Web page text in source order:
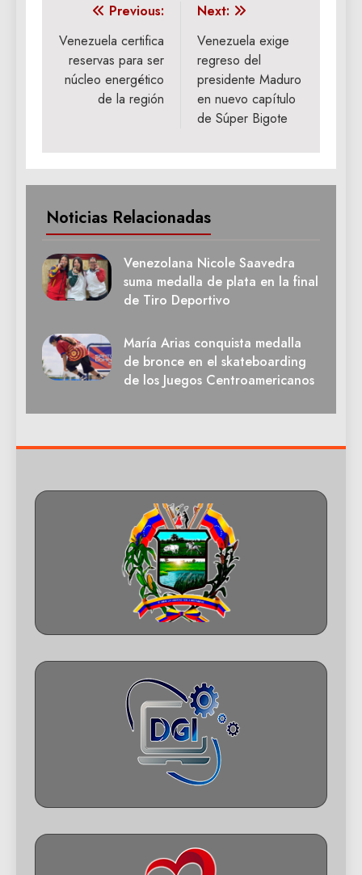
Navegación
de
entradas
Previous:
Venezuela certifica
reservas para ser
núcleo energético
de la región
Next:
Venezuela exige
regreso del
presidente Maduro
en nuevo capítulo
de Súper Bigote
Noticias Relacionadas
Venezolana Nicole Saavedra
suma medalla de plata en la final
de Tiro Deportivo
María Arias conquista medalla
de bronce en el skateboarding
de los Juegos Centroamericanos